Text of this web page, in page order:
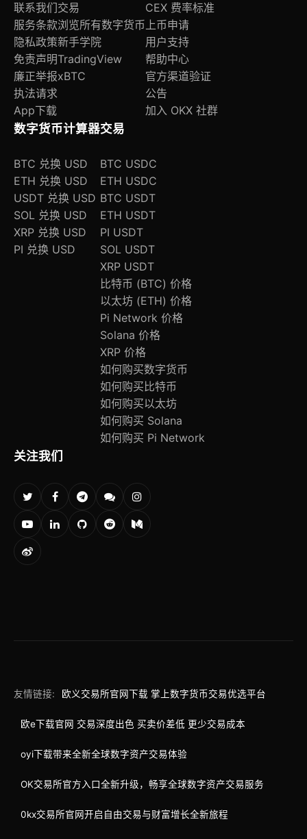
关注我们
联系我们
服务条款
隐私政策
免责声明
廉正举报
执法请求
App下载
交易
浏览所有数字货币
新手学院
TradingView
xBTC
CEX 费率标准
上币申请
用户支持
帮助中心
官方渠道验证
公告
加入 OKX 社群
数字货币计算器
BTC 兑换 USD
ETH 兑换 USD
USDT 兑换 USD
SOL 兑换 USD
XRP 兑换 USD
PI 兑换 USD
交易
BTC USDC
ETH USDC
BTC USDT
ETH USDT
PI USDT
SOL USDT
XRP USDT
比特币 (BTC) 价格
以太坊 (ETH) 价格
Pi Network 价格
Solana 价格
XRP 价格
如何购买数字货币
如何购买比特币
如何购买以太坊
如何购买 Solana
如何购买 Pi Network
友情链接: 欧义交易所官网下载 掌上数字货币交易优选平台
欧e下载官网 交易深度出色 买卖价差低 更少交易成本
oyi下载带来全新全球数字资产交易体验
OK交易所官方入口全新升级，畅享全球数字资产交易服务
0kx交易所官网开启自由交易与财富增长全新旅程